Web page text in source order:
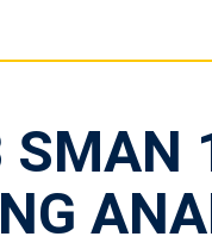
SMAN